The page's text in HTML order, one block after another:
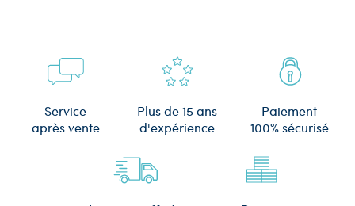
Service
après vente
Plus de 15 ans
d'expérience
Paiement
100% sécurisé